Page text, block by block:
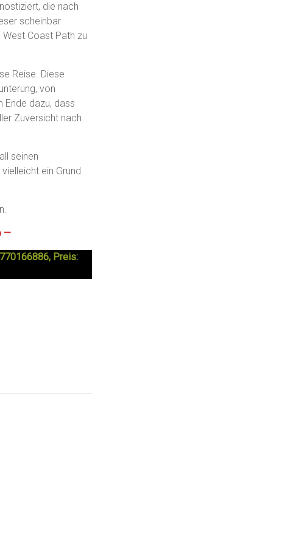
die nach
scheinbar
Coast Path zu
Reise. Diese
von
Ende dazu, dass
Zuversicht nach
seinen
ein Grund
—
Preis: